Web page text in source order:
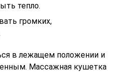
тепло.
громких,
в лежащем положении и
Массажная кушетка